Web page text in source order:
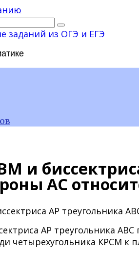
и
АС
АР треугольника
четырехугольника КРСМ к